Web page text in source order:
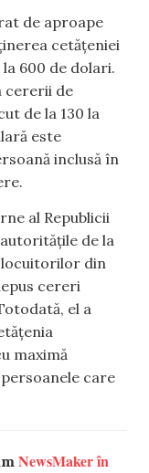
de aproape
cetățeniei
600 de dolari.
cererii de
de la 130 la
este
inclusă în
al Republicii
de la
locuitorilor din
cereri
el a
maximă
care
NewsMaker în